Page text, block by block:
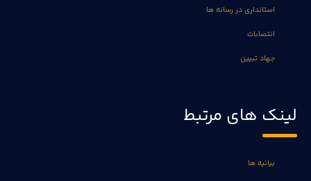
استانداری در رسانه ها
انتصابات
جهاد تبیین
لینک های مرتبط
بیانیه ها